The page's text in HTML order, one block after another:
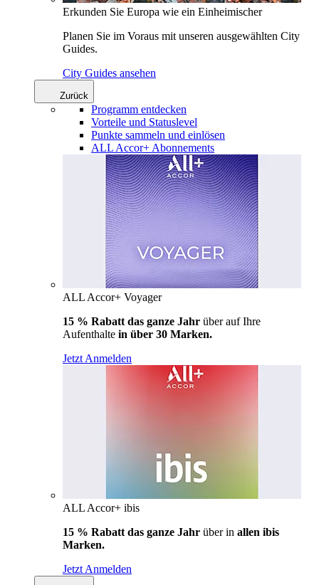
Erkunden Sie Europa wie ein Einheimischer
Planen Sie im Voraus mit unseren ausgewählten City
Guides.
City Guides ansehen
Zurück
Programm entdecken
Vorteile und Statuslevel
Punkte sammeln und einlösen
ALL Accor+ Abonnements
ALL Accor+ Voyager
15 % Rabatt das ganze Jahr über auf Ihre
Aufenthalte in über 30 Marken.
Jetzt Anmelden
ALL Accor+ ibis
15 % Rabatt das ganze Jahr über in allen ibis
Marken.
Jetzt Anmelden